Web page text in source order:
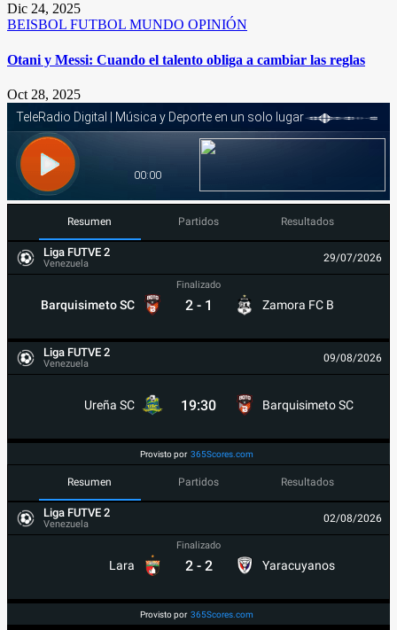
Dic 24, 2025
BEISBOL FUTBOL MUNDO OPINIÓN
Otani y Messi: Cuando el talento obliga a cambiar las reglas
Oct 28, 2025
Resumen Partidos Resultados
Liga FUTVE 2
Venezuela 29/07/2026
Barquisimeto SC
Finalizado
2 - 1 Zamora FC B
Liga FUTVE 2
Venezuela 09/08/2026
Ureña SC 19:30 Barquisimeto SC
Provisto por 365Scores.com
Resumen Partidos Resultados
Liga FUTVE 2
Venezuela 02/08/2026
Lara
Finalizado
2 - 2 Yaracuyanos
Provisto por 365Scores.com